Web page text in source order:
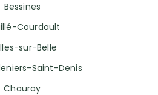
Bessines
Courdault
sur-Belle
Saint-Denis
Chauray